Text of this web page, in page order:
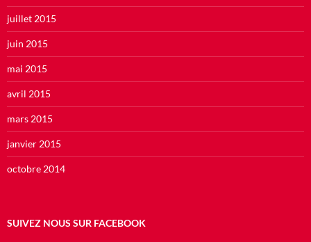
juillet 2015
juin 2015
mai 2015
avril 2015
mars 2015
janvier 2015
octobre 2014
SUIVEZ NOUS SUR FACEBOOK